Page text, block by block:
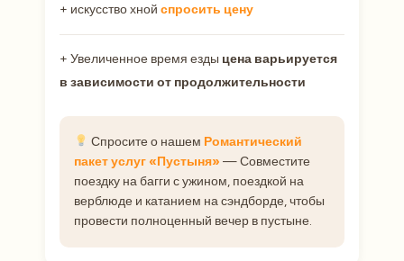
+ искусство хной спросить цену
+ Увеличенное время езды цена варьируется
в зависимости от продолжительности
Спросите о нашем Романтический
пакет услуг «Пустыня» — Совместите
поездку на багги с ужином, поездкой на
верблюде и катанием на сэндборде, чтобы
провести полноценный вечер в пустыне.